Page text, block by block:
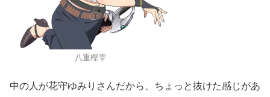
八重樫雫
中の人が花守ゆみりさんだから、ちょっと抜けた感じがあ